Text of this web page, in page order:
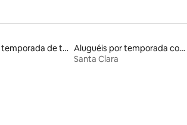
Aluguel por temporada de trailers
Aluguéis por temporada com banheira de hidromassagem
Santa Clara